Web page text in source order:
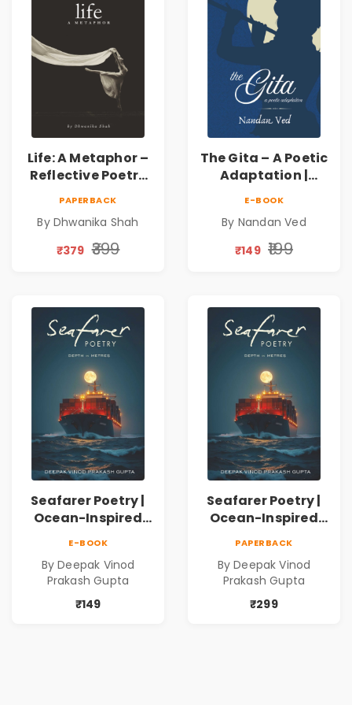
Life: A Metaphor –
Reflective Poetry
Silence & Self-
Discovery | A
Connection | By
Dhwanika Shah
PAPERBACK
By Dhwanika Shah
₹379 ₹399
The Gita – A Poetic
Adaptation |
Book
E-BOOK
By Nandan Ved
₹149 ₹199
Seafarer Poetry |
Ocean-Inspired
E-BOOK
By Deepak Vinod
Prakash Gupta
₹149
Seafarer Poetry |
Ocean-Inspired
PAPERBACK
By Deepak Vinod
Prakash Gupta
₹299